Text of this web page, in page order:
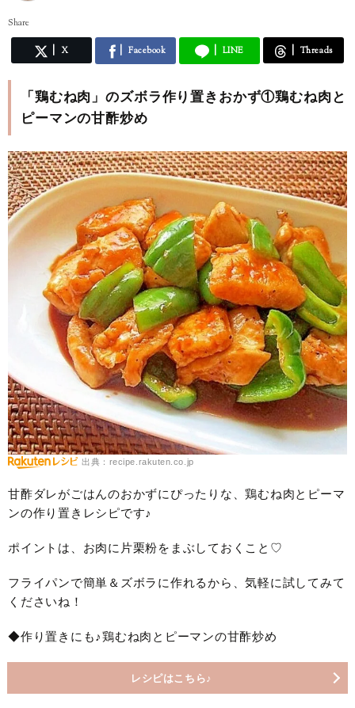
Share
X Facebook LINE Threads
「鶏むね肉」のズボラ作り置きおかず①鶏むね肉と
ピーマンの甘酢炒め
出典：recipe.rakuten.co.jp
甘酢ダレがごはんのおかずにぴったりな、鶏むね肉とピーマ
ンの作り置きレシピです♪
ポイントは、お肉に片栗粉をまぶしておくこと♡
フライパンで簡単＆ズボラに作れるから、気軽に試してみて
くださいね！
◆作り置きにも♪鶏むね肉とピーマンの甘酢炒め
レシピはこちら♪